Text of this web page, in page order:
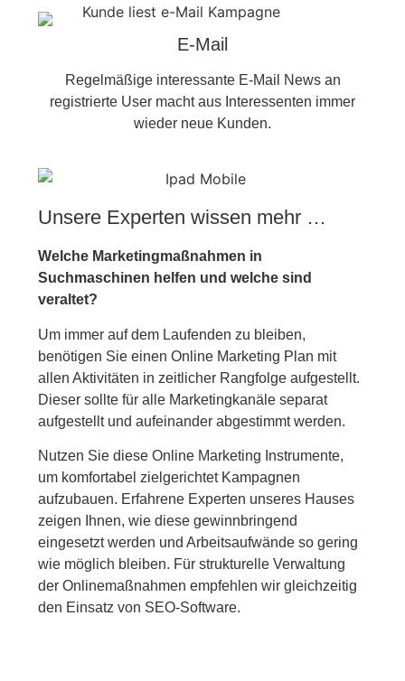
E-Mail
Regelmäßige interessante E-Mail News an
registrierte User macht aus Interessenten immer
wieder neue Kunden.
Unsere Experten wissen mehr …
Welche Marketingmaßnahmen in
Suchmaschinen helfen und welche sind
veraltet?
Um immer auf dem Laufenden zu bleiben,
benötigen Sie einen Online Marketing Plan mit
allen Aktivitäten in zeitlicher Rangfolge aufgestellt.
Dieser sollte für alle Marketingkanäle separat
aufgestellt und aufeinander abgestimmt werden.
Nutzen Sie diese Online Marketing Instrumente,
um komfortabel zielgerichtet Kampagnen
aufzubauen. Erfahrene Experten unseres Hauses
zeigen Ihnen, wie diese gewinnbringend
eingesetzt werden und Arbeitsaufwände so gering
wie möglich bleiben. Für strukturelle Verwaltung
der Onlinemaßnahmen empfehlen wir gleichzeitig
den Einsatz von SEO-Software.